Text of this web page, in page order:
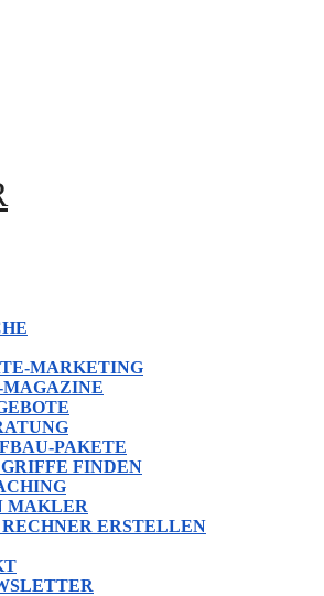
MARKETING
PAKETE
FINDEN
MAKLER
ERSTELLEN